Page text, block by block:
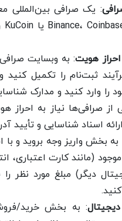
: یک صرافی بین‌المللی
هویت: به وبسایت
ثبت‌نام را تکمیل کنید
وارد کنید و مدارک
از صرافی‌ها نیاز به احراز
اسناد شناسایی و تأیید
به بخش واریز وجه بروید و با
(مانند کارت اعتباری،
دیگر) مبلغ مورد نظر
: به بخش خرید/